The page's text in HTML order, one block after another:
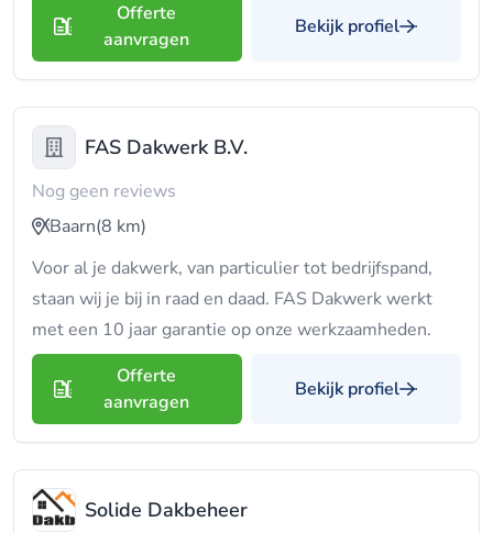
Offerte
aanvragen
Bekijk profiel
FAS Dakwerk B.V.
Nog geen reviews
Baarn(8 km)
Voor al je dakwerk, van particulier tot bedrijfspand,
staan wij je bij in raad en daad. FAS Dakwerk werkt
met een 10 jaar garantie op onze werkzaamheden.
Offerte
aanvragen
Bekijk profiel
Solide Dakbeheer